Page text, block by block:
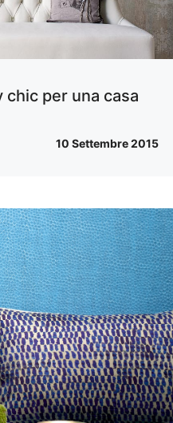
per una casa
10 Settembre 2015